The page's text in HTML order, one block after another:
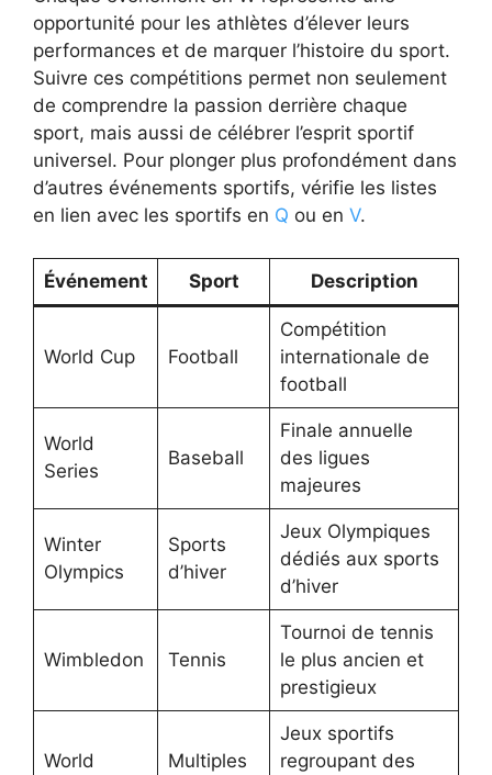
opportunité pour les athlètes d’élever leurs
performances et de marquer l’histoire du sport.
Suivre ces compétitions permet non seulement
de comprendre la passion derrière chaque
sport, mais aussi de célébrer l’esprit sportif
universel. Pour plonger plus profondément dans
d’autres événements sportifs, vérifie les listes
en lien avec les sportifs en Q ou en V.
Événement Sport Description
World Cup Football
Compétition
internationale de
football
World
Series
Baseball
Finale annuelle
des ligues
majeures
Winter
Olympics
Sports
d’hiver
Jeux Olympiques
dédiés aux sports
d’hiver
Wimbledon Tennis
Tournoi de tennis
le plus ancien et
prestigieux
World
Multiples
Jeux sportifs
regroupant des